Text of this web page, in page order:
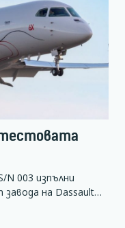
тестовата
N 003 изпълни
на Dassault…